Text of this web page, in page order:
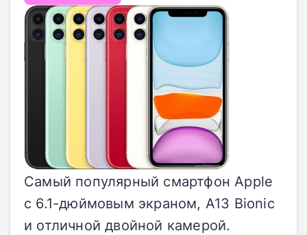
Самый популярный смартфон Apple
с 6.1-дюймовым экраном, A13 Bionic
и отличной двойной камерой.